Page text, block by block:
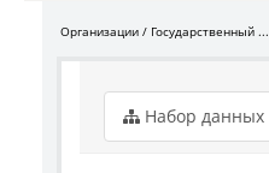
Организации Государственный ...
Набор данных